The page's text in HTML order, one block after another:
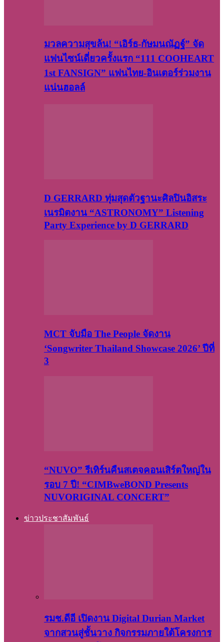
มวลความสุขล้น! “เอิร์ธ-กัษมนณัฏฐ์” จัด
แฟนไซน์เดี่ยวครั้งแรก “111 COOHEART
1st FANSIGN” แฟนไทย-อินเตอร์ร่วมงาน
แน่นฮอลล์
D GERRARD ทุ่มสุดตัวฐานะศิลปินอิสระ
เนรมิตงาน “ASTRONOMY” Listening
Party Experience by D GERRARD
MCT จับมือ The People จัดงาน
‘Songwriter Thailand Showcase 2026’ ปีที่
3
“NUVO” รีเทิร์นคืนสเตจคอนเสิร์ตใหญ่ใน
รอบ 7 ปี! “CIMBweBOND Presents
NUVORIGINAL CONCERT”
ข่าวประชาสัมพันธ์
รมช.ดีอี เปิดงาน Digital Durian Market
จากสวนสู่ชั้นวาง กิจกรรมภายใต้โครงการ